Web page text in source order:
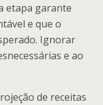
etapa garante
e que o
Ignorar
e ao
de receitas